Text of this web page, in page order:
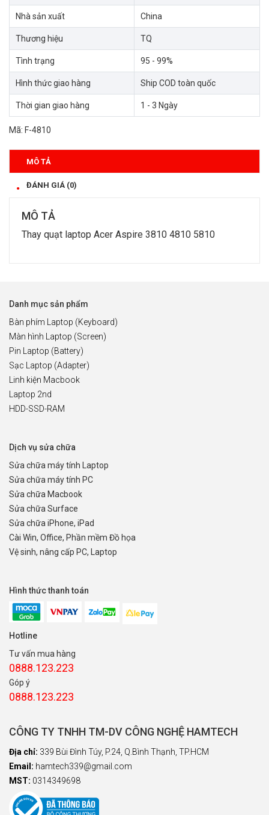
Nhà sản xuất China
Thương hiệu TQ
Tình trạng 95 - 99%
Hình thức giao hàng Ship COD toàn quốc
Thời gian giao hàng 1 - 3 Ngày
Mã: F-4810
MÔ TẢ
ĐÁNH GIÁ (0)
MÔ TẢ
Thay quạt laptop Acer Aspire 3810 4810 5810
Danh mục sản phẩm
Bàn phím Laptop (Keyboard)
Màn hình Laptop (Screen)
Pin Laptop (Battery)
Sạc Laptop (Adapter)
Linh kiện Macbook
Laptop 2nd
HDD-SSD-RAM
Dịch vụ sửa chữa
Sửa chữa máy tính Laptop
Sửa chữa máy tính PC
Sửa chữa Macbook
Sửa chữa Surface
Sửa chữa iPhone, iPad
Cài Win, Office, Phần mềm Đồ họa
Vệ sinh, nâng cấp PC, Laptop
Hình thức thanh toán
Hotline
Tư vấn mua hàng
0888.123.223
Góp ý
0888.123.223
CÔNG TY TNHH TM-DV CÔNG NGHỆ HAMTECH
Địa chỉ: 339 Bùi Đình Túy, P.24, Q.Bình Thạnh, TP.HCM
Email: hamtech339@gmail.com
MST: 0314349698